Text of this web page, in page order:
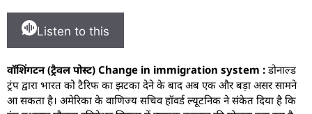
Listen to this
वॉशिंगटन (ट्रैवल पोस्ट) Change in immigration system :डोनाल्ड
ट्रंप द्वारा भारत को टैरिफ का झटका देने के बाद अब एक और बड़ा असर सामने
आ सकता है। अमेरिका के वाणिज्य सचिव हॉवर्ड ल्यूटनिक ने संकेत दिया है कि